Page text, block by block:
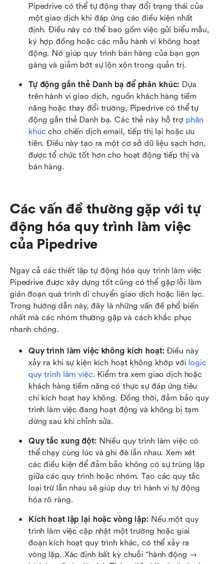
Pipedrive có thể tự động thay đổi trạng thái của
một giao dịch khi đáp ứng các điều kiện nhất
định. Điều này có thể bao gồm việc gửi biểu mẫu,
ký hợp đồng hoặc các mẫu hành vi không hoạt
động. Nó giúp quy trình bán hàng của bạn gọn
gàng và giảm bớt sự lộn xộn trong quản trị.
Tự động gắn thẻ Danh bạ để phân khúc: Dựa
trên hành vi giao dịch, nguồn khách hàng tiềm
năng hoặc thay đổi trường, Pipedrive có thể tự
động gắn thẻ Danh bạ. Các thẻ này hỗ trợ phân
khúc cho chiến dịch email, tiếp thị lại hoặc ưu
tiên. Điều này tạo ra một cơ sở dữ liệu sạch hơn,
được tổ chức tốt hơn cho hoạt động tiếp thị và
bán hàng.
Các vấn đề thường gặp với tự
động hóa quy trình làm việc
của Pipedrive
Ngay cả các thiết lập tự động hóa quy trình làm việc
Pipedrive được xây dựng tốt cũng có thể gặp lỗi làm
gián đoạn quá trình di chuyển giao dịch hoặc liên lạc.
Trong hướng dẫn này, đây là những vấn đề phổ biến
nhất mà các nhóm thường gặp và cách khắc phục
nhanh chóng.
Quy trình làm việc không kích hoạt: Điều này
xảy ra khi sự kiện kích hoạt không khớp với logic
quy trình làm việc. Kiểm tra xem giao dịch hoặc
khách hàng tiềm năng có thực sự đáp ứng tiêu
chí kích hoạt hay không. Đồng thời, đảm bảo quy
trình làm việc đang hoạt động và không bị tạm
dừng sau khi chỉnh sửa.
Quy tắc xung đột: Nhiều quy trình làm việc có
thể chạy cùng lúc và ghi đè lẫn nhau. Xem xét
các điều kiện để đảm bảo không có sự trùng lặp
giữa các quy trình hoặc nhóm. Tạo các quy tắc
loại trừ lẫn nhau sẽ giúp duy trì hành vi tự động
hóa rõ ràng.
Kích hoạt lặp lại hoặc vòng lặp: Nếu một quy
trình làm việc cập nhật một trường hoặc giai
đoạn kích hoạt quy trình khác, có thể xảy ra
vòng lặp. Xác định bất kỳ chuỗi “hành động →